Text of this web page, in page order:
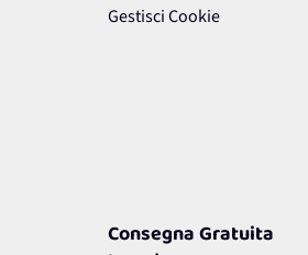
Gestisci Cookie
Consegna Gratuita